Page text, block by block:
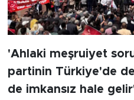
'Ahlaki meşruiyet
partinin Türkiye'de
de imkansız hale